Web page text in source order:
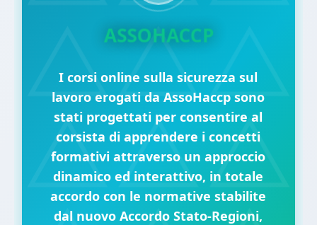
ASSOHACCP
I corsi online sulla sicurezza sul
lavoro erogati da AssoHaccp sono
stati progettati per consentire al
corsista di apprendere i concetti
formativi attraverso un approccio
dinamico ed interattivo, in totale
accordo con le normative stabilite
dal nuovo Accordo Stato-Regioni,